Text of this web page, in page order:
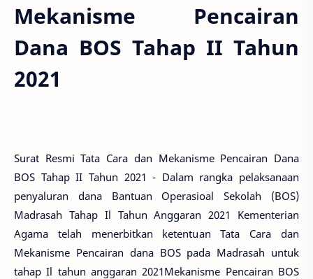
Mekanisme Pencairan
Dana BOS Tahap II Tahun
2021
Surat Resmi Tata Cara dan Mekanisme Pencairan Dana
BOS Tahap II Tahun 2021 - Dalam rangka pelaksanaan
penyaluran dana Bantuan Operasioal Sekolah (BOS)
Madrasah Tahap Il Tahun Anggaran 2021 Kementerian
Agama telah menerbitkan ketentuan Tata Cara dan
Mekanisme Pencairan dana BOS pada Madrasah untuk
tahap Il tahun anggaran 2021Mekanisme Pencairan BOS